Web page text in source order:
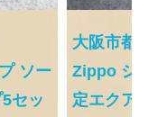
ソー
セッ
大阪市都
Zippo ジ
定エクア